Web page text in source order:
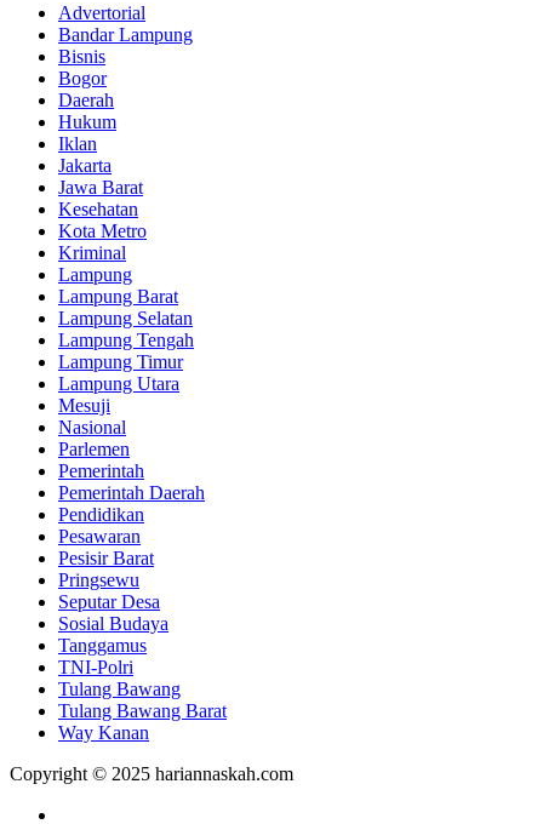
Advertorial
Bandar Lampung
Bisnis
Bogor
Daerah
Hukum
Iklan
Jakarta
Jawa Barat
Kesehatan
Kota Metro
Kriminal
Lampung
Lampung Barat
Lampung Selatan
Lampung Tengah
Lampung Timur
Lampung Utara
Mesuji
Nasional
Parlemen
Pemerintah
Pemerintah Daerah
Pendidikan
Pesawaran
Pesisir Barat
Pringsewu
Seputar Desa
Sosial Budaya
Tanggamus
TNI-Polri
Tulang Bawang
Tulang Bawang Barat
Way Kanan
Copyright © 2025 hariannaskah.com